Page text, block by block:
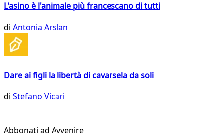
L'asino è l'animale più francescano di tutti
di Antonia Arslan
Dare ai figli la libertà di cavarsela da soli
di Stefano Vicari
Abbonati ad Avvenire